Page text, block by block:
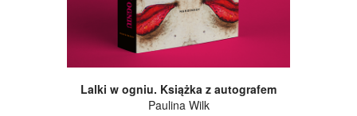
Lalki w ogniu. Książka z autografem
Paulina Wilk